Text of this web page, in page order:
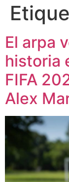
El arpa
historia
FIFA
Alex